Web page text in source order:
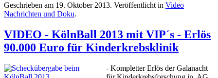
Geschrieben am 19. Oktober 2013. Veröffentlicht in Video
Nachrichten und Doku.
VIDEO - KölnBall 2013 mit VIP´s - Erlös
90.000 Euro für Kinderkrebsklinik
- Kompletter Erlös der Galanacht